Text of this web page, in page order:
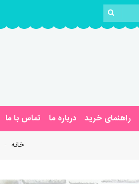
راهنمای خرید درباره ما تماس با ما
خانه